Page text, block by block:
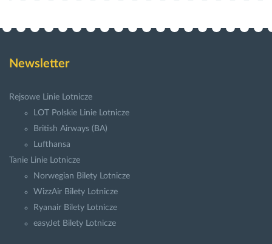
Newsletter
Rejsowe Linie Lotnicze
LOT Polskie Linie Lotnicze
British Airways (BA)
Lufthansa
Tanie Linie Lotnicze
Norwegian Bilety Lotnicze
WizzAir Bilety Lotnicze
Ryanair Bilety Lotnicze
easyJet Bilety Lotnicze